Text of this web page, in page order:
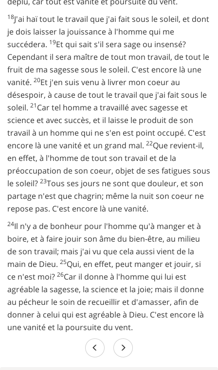
18J'ai haï tout le travail que j'ai fait sous le soleil, et dont
je dois laisser la jouissance à l'homme qui me
succédera. 19Et qui sait s'il sera sage ou insensé?
Cependant il sera maître de tout mon travail, de tout le
fruit de ma sagesse sous le soleil. C'est encore là une
vanité. 20Et j'en suis venu à livrer mon coeur au
désespoir, à cause de tout le travail que j'ai fait sous le
soleil. 21Car tel homme a travaillé avec sagesse et
science et avec succès, et il laisse le produit de son
travail à un homme qui ne s'en est point occupé. C'est
encore là une vanité et un grand mal. 22Que revient-il,
en effet, à l'homme de tout son travail et de la
préoccupation de son coeur, objet de ses fatigues sous
le soleil? 23Tous ses jours ne sont que douleur, et son
partage n'est que chagrin; même la nuit son coeur ne
repose pas. C'est encore là une vanité.
24Il n'y a de bonheur pour l'homme qu'à manger et à
boire, et à faire jouir son âme du bien-être, au milieu
de son travail; mais j'ai vu que cela aussi vient de la
main de Dieu. 25Qui, en effet, peut manger et jouir, si
ce n'est moi? 26Car il donne à l'homme qui lui est
agréable la sagesse, la science et la joie; mais il donne
au pécheur le soin de recueillir et d'amasser, afin de
donner à celui qui est agréable à Dieu. C'est encore là
une vanité et la poursuite du vent.